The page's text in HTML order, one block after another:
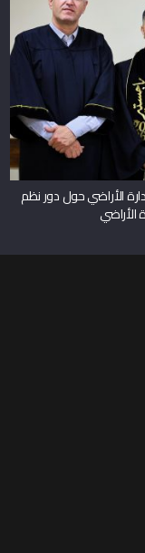
الأراضي حول دور نظم
الأراضي